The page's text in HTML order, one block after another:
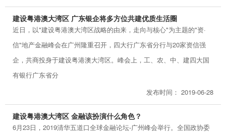
建设粤港澳大湾区 广东银企将多方位共建优质生活圈
近日，以"建设粤港澳大湾区战略的由来，走向与核心"为主题的"资·
信"地产金融峰会在广州隆重召开，四大行广东省分行与20家资信强
企，共商投身于建设粤港澳大湾区。峰会上，工、农、中、建四大国
有银行广东省分
发布时间： 2019-06-28
建设粤港澳大湾区 金融该扮演什么角色？
6月23日，2019清华五道口全球金融论坛-广州峰会举行。全国政协委